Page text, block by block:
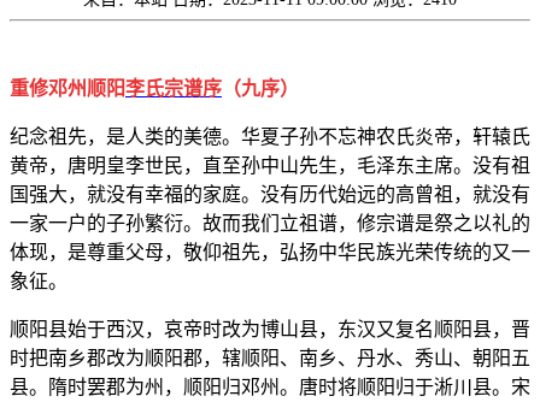
重修邓州顺阳李氏宗谱序 （九序）
纪念祖先，是人类的美德。华夏子孙不忘神农氏炎帝，轩辕氏
黄帝，唐明皇李世民，直至孙中山先生，毛泽东主席。没有祖
国强大，就没有幸福的家庭。没有历代始远的高曾祖，就没有
一家一户的子孙繁衍。故而我们立祖谱，修宗谱是祭之以礼的
体现，是尊重父母，敬仰祖先，弘扬中华民族光荣传统的又一
象征。
顺阳县始于西汉，哀帝时改为博山县，东汉又复名顺阳县，晋
时把南乡郡改为顺阳郡，辖顺阳、南乡、丹水、秀山、朝阳五
县。隋时罢郡为州，顺阳归邓州。唐时将顺阳归于淅川县。宋